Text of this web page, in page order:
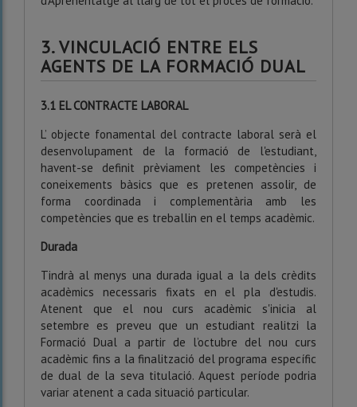
3. VINCULACIÓ ENTRE ELS
AGENTS DE LA FORMACIÓ DUAL
3.1 EL CONTRACTE LABORAL
L’ objecte fonamental del contracte laboral serà el
desenvolupament de la formació de l'estudiant,
havent-se definit prèviament les competències i
coneixements bàsics que es pretenen assolir, de
forma coordinada i complementària amb les
competències que es treballin en el temps acadèmic.
Durada
Tindrà al menys una durada igual a la dels crèdits
acadèmics necessaris fixats en el pla d'estudis.
Atenent que el nou curs acadèmic s'inicia al
setembre es preveu que un estudiant realitzi la
Formació Dual a partir de l’octubre del nou curs
acadèmic fins a la finalització del programa específic
de dual de la seva titulació. Aquest període podria
variar atenent a cada situació particular.